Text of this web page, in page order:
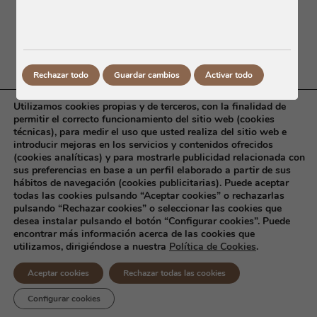
Marcas S.A.U.
Aviso Legal Política de Privacidad
cookies
Canal Ético
Utilizamos cookies propias y de terceros, con la finalidad de
permitir el correcto funcionamiento del sitio web (cookies
técnicas), para medir el uso que usted realiza del sitio web e
introducir mejoras en los servicios y contenidos ofrecidos
(cookies analíticas) y para mostrarle publicidad relacionada con
sus preferencias en base a un perfil elaborado a partir de sus
hábitos de navegación (cookies publicitarias). Puede aceptar
todas las cookies pulsando “Aceptar cookies” o rechazarlas
pulsando “Rechazar cookies” o seleccionar las cookies que
desea instalar pulsando el botón “Configurar cookies”. Puede
encontrar más información acerca de las cookies que
utilizamos, dirigiéndose a nuestra Política de Cookies.
Aceptar cookies Rechazar todas las cookies
Configurar cookies
Rechazar todo Guardar cambios Activar todo